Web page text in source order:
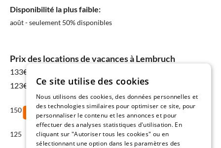
Disponibilité la plus faible:
août - seulement 50% disponibles
Prix des locations de vacances à Lembruch
133€
123€ Moyenne annuelle
150
125
Ce site utilise des cookies
Nous utilisons des cookies, des données personnelles et
des technologies similaires pour optimiser ce site, pour
personnaliser le contenu et les annonces et pour
effectuer des analyses statistiques d'utilisation. En
cliquant sur "Autoriser tous les cookies" ou en
sélectionnant une option dans les paramètres des